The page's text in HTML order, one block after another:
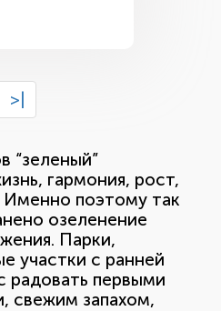
>|
“зеленый”
гармония, рост,
Именно поэтому так
озеленение
Парки,
участки с ранней
радовать первыми
свежим запахом,